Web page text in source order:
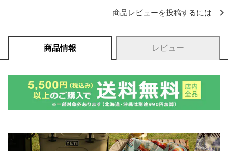
商品レビューを投稿するには
商品情報 レビュー